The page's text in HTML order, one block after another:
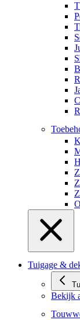
Tuigage &
Bekijk